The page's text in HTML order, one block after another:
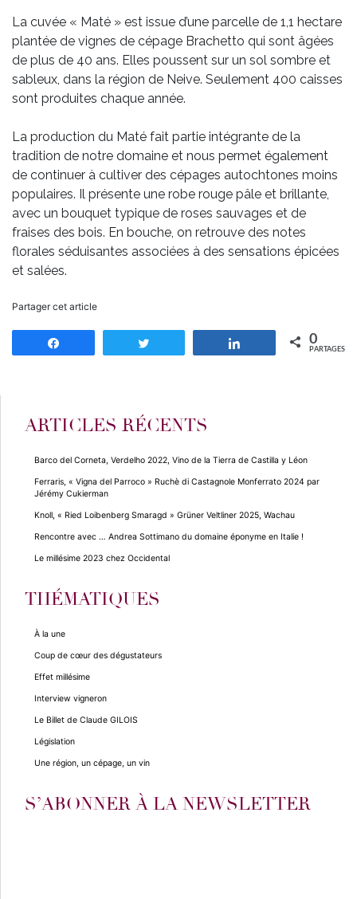
La cuvée « Maté » est issue d’une parcelle de 1,1 hectare
plantée de vignes de cépage Brachetto qui sont âgées
de plus de 40 ans. Elles poussent sur un sol sombre et
sableux, dans la région de Neive. Seulement 400 caisses
sont produites chaque année.
La production du Maté fait partie intégrante de la
tradition de notre domaine et nous permet également
de continuer à cultiver des cépages autochtones moins
populaires. Il présente une robe rouge pâle et brillante,
avec un bouquet typique de roses sauvages et de
fraises des bois. En bouche, on retrouve des notes
florales séduisantes associées à des sensations épicées
et salées.
Partager cet article
Partagez 0
PARTAGES
ARTICLES RÉCENTS
Barco del Corneta, Verdelho 2022, Vino de la Tierra de Castilla y Léon
Ferraris, « Vigna del Parroco » Ruchè di Castagnole Monferrato 2024 par
Jérémy Cukierman
Knoll, « Ried Loibenberg Smaragd » Grüner Veltliner 2025, Wachau
Rencontre avec … Andrea Sottimano du domaine éponyme en Italie !
Le millésime 2023 chez Occidental
THÉMATIQUES
À la une
Coup de cœur des dégustateurs
Effet millésime
Interview vigneron
Le Billet de Claude GILOIS
Législation
Une région, un cépage, un vin
S’ABONNER À LA NEWSLETTER